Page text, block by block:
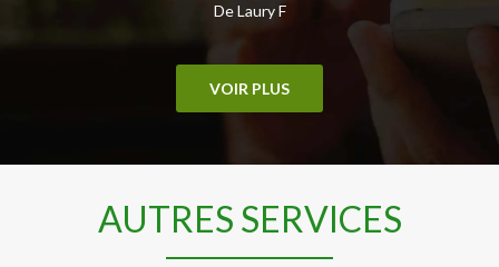
De Laury F
VOIR PLUS
AUTRES SERVICES